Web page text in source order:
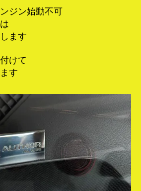
ジン始動不可
ます
けて
す